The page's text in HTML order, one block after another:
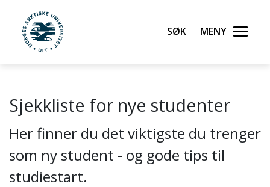
Gå til hovedinnhold
UiT Norges arktiske universitet
Søk Meny
Sjekkliste for nye studenter
Her finner du det viktigste du trenger
som ny student - og gode tips til
studiestart.